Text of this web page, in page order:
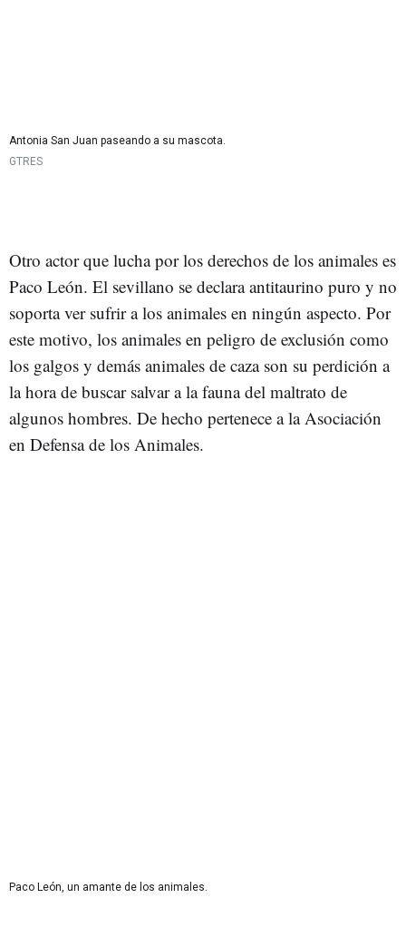
Antonia San Juan paseando a su mascota.
GTRES
Otro actor que lucha por los derechos de los animales es
Paco León. El sevillano se declara antitaurino puro y no
soporta ver sufrir a los animales en ningún aspecto. Por
este motivo, los animales en peligro de exclusión como
los galgos y demás animales de caza son su perdición a
la hora de buscar salvar a la fauna del maltrato de
algunos hombres. De hecho pertenece a la Asociación
en Defensa de los Animales.
Paco León, un amante de los animales.